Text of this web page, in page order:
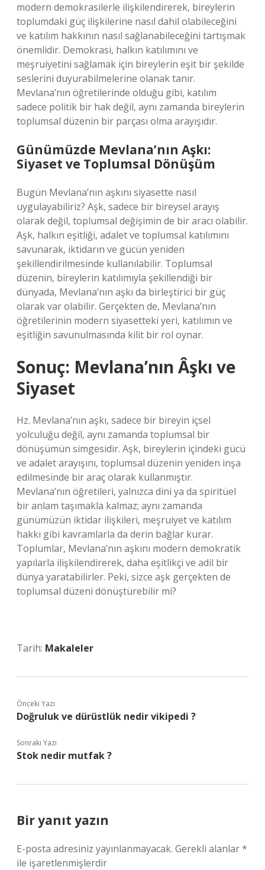
modern demokrasilerle ilişkilendirerek, bireylerin
toplumdaki güç ilişkilerine nasıl dahil olabileceğini
ve katılım hakkının nasıl sağlanabileceğini tartışmak
önemlidir. Demokrasi, halkın katılımını ve
meşruiyetini sağlamak için bireylerin eşit bir şekilde
seslerini duyurabilmelerine olanak tanır.
Mevlana’nın öğretilerinde olduğu gibi, katılım
sadece politik bir hak değil, aynı zamanda bireylerin
toplumsal düzenin bir parçası olma arayışıdır.
Günümüzde Mevlana’nın Aşkı:
Siyaset ve Toplumsal Dönüşüm
Bugün Mevlana’nın aşkını siyasette nasıl
uygulayabiliriz? Aşk, sadece bir bireysel arayış
olarak değil, toplumsal değişimin de bir aracı olabilir.
Aşk, halkın eşitliği, adalet ve toplumsal katılımını
savunarak, iktidarın ve gücün yeniden
şekillendirilmesinde kullanılabilir. Toplumsal
düzenin, bireylerin katılımıyla şekillendiği bir
dünyada, Mevlana’nın aşkı da birleştirici bir güç
olarak var olabilir. Gerçekten de, Mevlana’nın
öğretilerinin modern siyasetteki yeri, katılımın ve
eşitliğin savunulmasında kilit bir rol oynar.
Sonuç: Mevlana’nın Âşkı ve
Siyaset
Hz. Mevlana’nın aşkı, sadece bir bireyin içsel
yolculuğu değil, aynı zamanda toplumsal bir
dönüşümün simgesidir. Aşk, bireylerin içindeki gücü
ve adalet arayışını, toplumsal düzenin yeniden inşa
edilmesinde bir araç olarak kullanmıştır.
Mevlana’nın öğretileri, yalnızca dini ya da spiritüel
bir anlam taşımakla kalmaz; aynı zamanda
günümüzün iktidar ilişkileri, meşruiyet ve katılım
hakkı gibi kavramlarla da derin bağlar kurar.
Toplumlar, Mevlana’nın aşkını modern demokratik
yapılarla ilişkilendirerek, daha eşitlikçi ve adil bir
dünya yaratabilirler. Peki, sizce aşk gerçekten de
toplumsal düzeni dönüştürebilir mi?
Tarih: Makaleler
Önceki Yazı
Doğruluk ve dürüstlük nedir vikipedi ?
Sonraki Yazı
Stok nedir mutfak ?
Bir yanıt yazın
E-posta adresiniz yayınlanmayacak. Gerekli alanlar*
ile işaretlenmişlerdir